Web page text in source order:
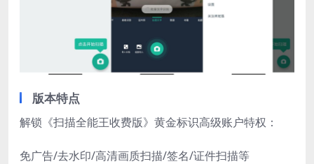
版本特点
解锁《扫描全能王收费版》黄金标识高级账户特权：
免广告/去水印/高清画质扫描/签名/证件扫描等